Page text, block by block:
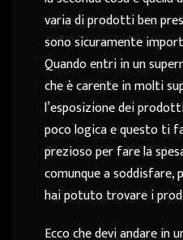
varia di prodotti ben
sono sicuramente
Quando entri in un
che è carente in molti
l’esposizione dei
poco logica e questo ti
prezioso per fare la
comunque a
hai potuto trovare i
Ecco che devi andare in